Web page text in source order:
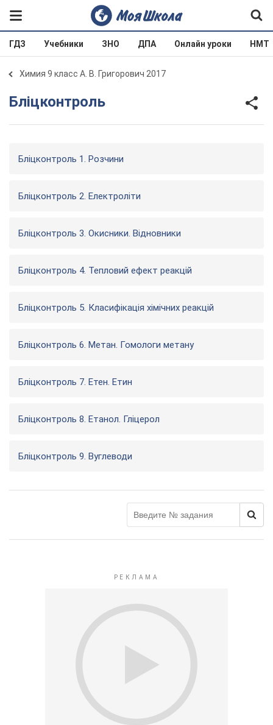
ГДЗ Учебники ЗНО ДПА Онлайн уроки НМТ
Химия 9 класс А. В. Григорович 2017
Бліцконтроль
Бліцконтроль 1. Розчини
Бліцконтроль 2. Електроліти
Бліцконтроль 3. Окисники. Відновники
Бліцконтроль 4. Тепловий ефект реакцій
Бліцконтроль 5. Класифікація хімічних реакцій
Бліцконтроль 6. Метан. Гомологи метану
Бліцконтроль 7. Етен. Етин
Бліцконтроль 8. Етанол. Гліцерол
Бліцконтроль 9. Вуглеводи